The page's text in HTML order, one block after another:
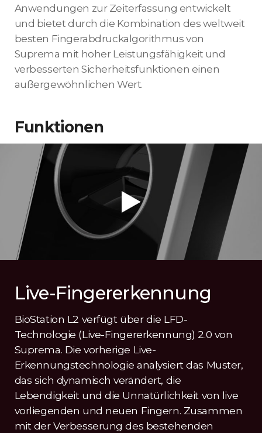
Anwendungen zur Zeiterfassung entwickelt
und bietet durch die Kombination des weltweit
besten Fingerabdruckalgorithmus von
Suprema mit hoher Leistungsfähigkeit und
verbesserten Sicherheitsfunktionen einen
außergewöhnlichen Wert.
Funktionen
Live-Fingererkennung
BioStation L2 verfügt über die LFD-
Technologie (Live-Fingererkennung) 2.0 von
Suprema. Die vorherige Live-
Erkennungstechnologie analysiert das Muster,
das sich dynamisch verändert, die
Lebendigkeit und die Unnatürlichkeit von live
vorliegenden und neuen Fingern. Zusammen
mit der Verbesserung des bestehenden